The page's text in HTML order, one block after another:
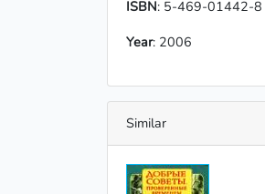
ISBN: 5-469-01442-8
Year: 2006
Similar